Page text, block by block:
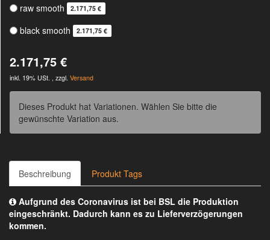
raw smooth
2.171,75 €
black smooth 2.171,75 €
2.171,75 €
inkl. 19% USt. , zzgl. Versand
Dieses Produkt hat Variationen. Wählen Sie bitte die
gewünschte Variation aus.
Beschreibung Produkt Tags
Aufgrund des Coronavirus ist bei BSL die Produktion
eingeschränkt. Dadurch kann es zu Lieferverzögerungen
kommen.